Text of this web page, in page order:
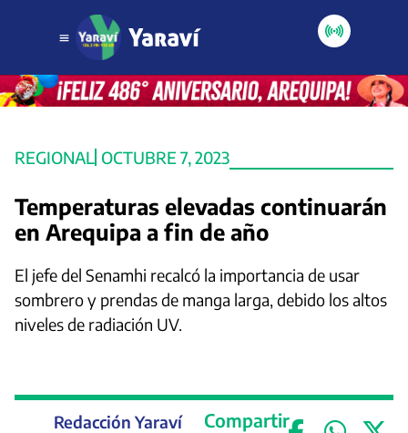
REGIONAL OCTUBRE 7, 2023
Temperaturas elevadas continuarán
en Arequipa a fin de año
El jefe del Senamhi recalcó la importancia de usar
sombrero y prendas de manga larga, debido los altos
niveles de radiación UV.
Redacción Yaraví Compartir